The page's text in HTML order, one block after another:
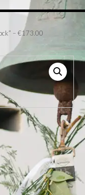
– €173.00